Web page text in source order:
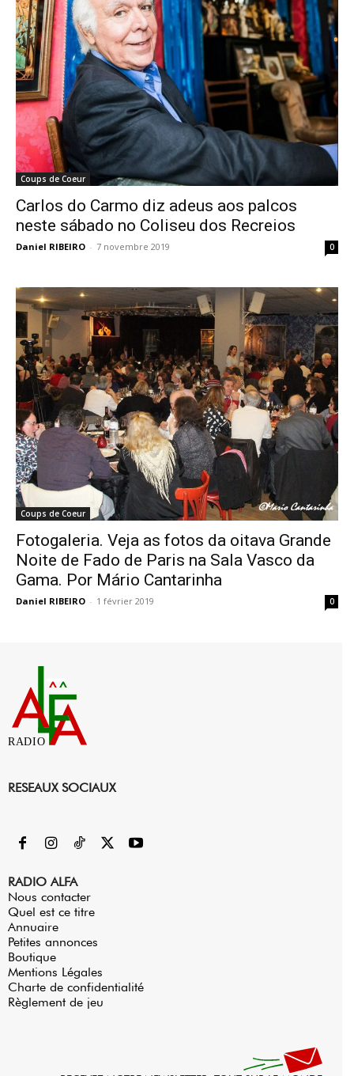
Coups de Coeur
Carlos do Carmo diz adeus aos palcos
neste sábado no Coliseu dos Recreios
Daniel RIBEIRO - 7 novembre 2019 0
Coups de Coeur
Fotogaleria. Veja as fotos da oitava Grande
Noite de Fado de Paris na Sala Vasco da
Gama. Por Mário Cantarinha
Daniel RIBEIRO - 1 février 2019 0
RADIO
RESEAUX SOCIAUX
RADIO ALFA
Nous contacter
Quel est ce titre
Annuaire
Petites annonces
Boutique
Mentions Légales
Charte de confidentialité
Règlement de jeu